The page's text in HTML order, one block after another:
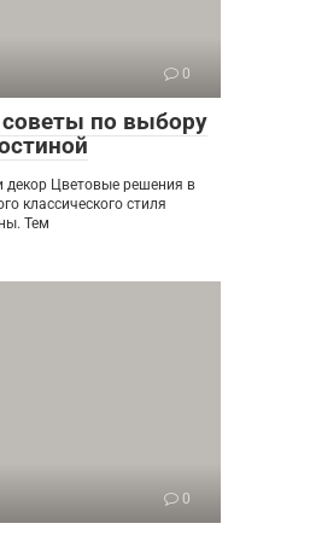
0
по выбору
декор Цветовые решения в
классического стиля
Тем
0